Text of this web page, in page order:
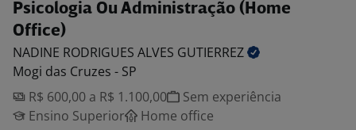
Psicologia Ou Administração (Home
Office)
NADINE RODRIGUES ALVES GUTIERREZ
Mogi das Cruzes - SP
R$ 600,00 a R$ 1.100,00
Sem experiência
Ensino Superior
Home office